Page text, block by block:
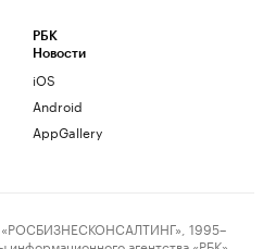
РБК
Новости
iOS
Android
AppGallery
1995–